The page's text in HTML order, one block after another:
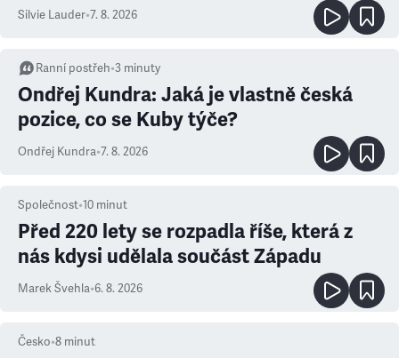
Silvie Lauder•7. 8. 2026
Ranní postřeh•3 minuty
Ondřej Kundra: Jaká je vlastně česká
pozice, co se Kuby týče?
Ondřej Kundra•7. 8. 2026
Společnost•10 minut
Před 220 lety se rozpadla říše, která z
nás kdysi udělala součást Západu
Marek Švehla•6. 8. 2026
Česko•8 minut